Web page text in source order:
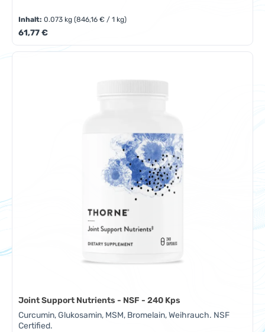
Inhalt:0.073 kg(846,16 € / 1 kg)
Regulärer Preis:
61,77 €
Joint Support Nutrients - NSF - 240 Kps
Curcumin, Glukosamin, MSM, Bromelain, Weihrauch. NSF
Certified.